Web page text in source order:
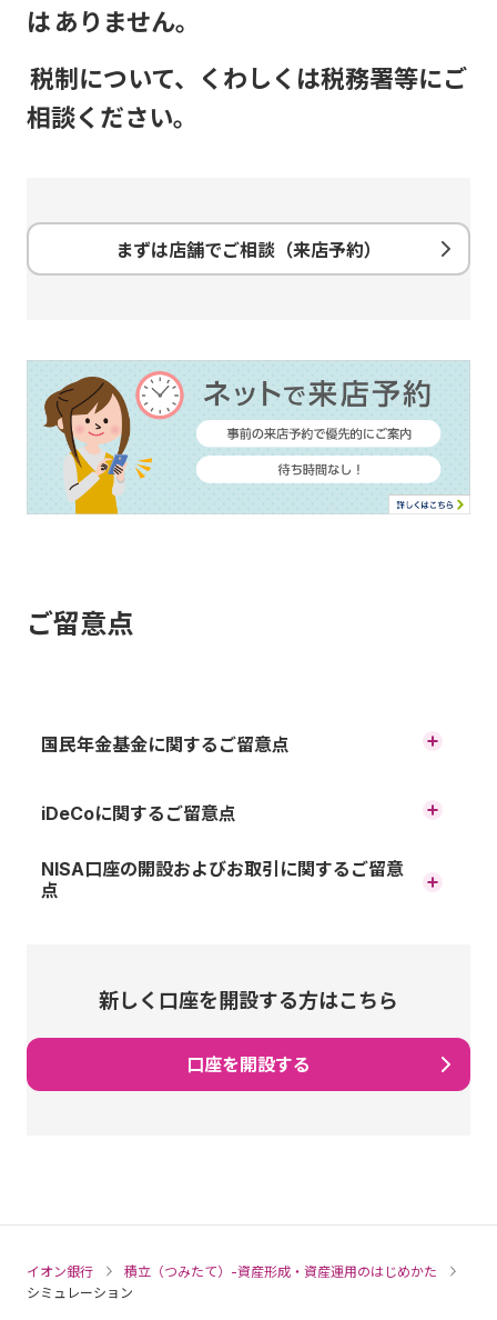
は ありません。
税制について、くわ しくは税務署等にご
相談ください。
まずは店舗でご相談（来店予約）
ご留意点
国民年金基金に関するご留意点
託銀行を通じて全国国民年金基金へ取次ぎます。
iDeCoに関するご留意点
原則、60歳まで途中の引出し、脱退はできません。
運用商品はご自身でご選択いただきます。運用の結果によ
ります。
的に最高65歳まで受取りを開始できる年齢が遅くなりま
ファンド（愛称：みらいパレット）」で運用されます。
能です。
NISA口座の開設およびお取引に関するご留意
点
NISA口座は、同一年（1月～12月）において、1人1口座（1金
NISA口座は金融機関変更が可能ですが、その年の買付けが
上場株式などの配当金等を非課税で受取るためには、「株
式数比例配分方式」をご選択いただく必要があります。
新しく口座を開設する方はこちら
口座を開設する
イオン銀行
積立（つみたて）-資産形成・資産運用のはじめかた
シミュレーション